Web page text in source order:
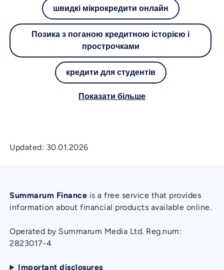
швидкі мікрокредити онлайн
Позика з поганою кредитною історією і
прострочками
кредити для студентів
Показати більше
Updated: 30.01.2026
Summarum Finance is a free service that provides
information about financial products available online.
Operated by Summarum Media Ltd. Reg.num:
2823017-4
Important disclosures